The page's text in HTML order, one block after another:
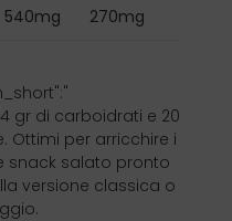
540mg 270mg
gr di carboidrati e 20
Ottimi per arricchire i
snack salato pronto
versione classica o